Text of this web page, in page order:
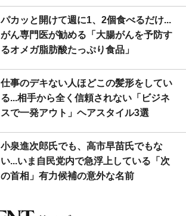
パカッと開けて週に1、2個食べるだけ...
がん専門医が勧める「大腸がんを予防す
るオメガ脂肪酸たっぷり食品」
仕事のデキない人ほどこの髪形をしてい
る...相手から全く信頼されない「ビジネ
スで一発アウト」ヘアスタイル3選
小泉進次郎氏でも、高市早苗氏でもな
い...いま自民党内で急浮上している「次
の首相」有力候補の意外な名前